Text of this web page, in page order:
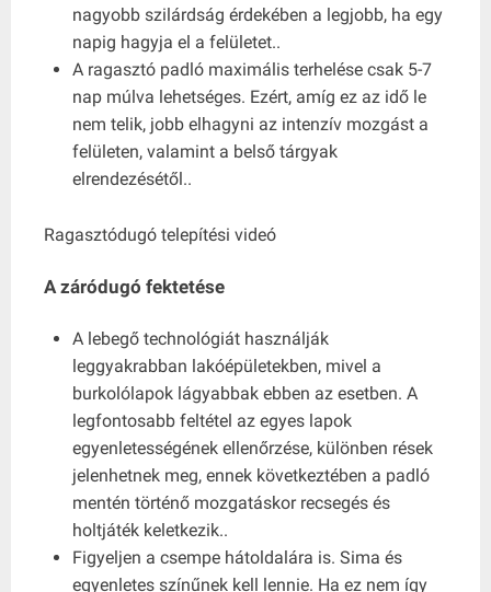
nagyobb szilárdság érdekében a legjobb, ha egy
napig hagyja el a felületet..
A ragasztó padló maximális terhelése csak 5-7
nap múlva lehetséges. Ezért, amíg ez az idő le
nem telik, jobb elhagyni az intenzív mozgást a
felületen, valamint a belső tárgyak
elrendezésétől..
Ragasztódugó telepítési videó
A záródugó fektetése
A lebegő technológiát használják
leggyakrabban lakóépületekben, mivel a
burkolólapok lágyabbak ebben az esetben. A
legfontosabb feltétel az egyes lapok
egyenletességének ellenőrzése, különben rések
jelenhetnek meg, ennek következtében a padló
mentén történő mozgatáskor recsegés és
holtjáték keletkezik..
Figyeljen a csempe hátoldalára is. Sima és
egyenletes színűnek kell lennie. Ha ez nem így